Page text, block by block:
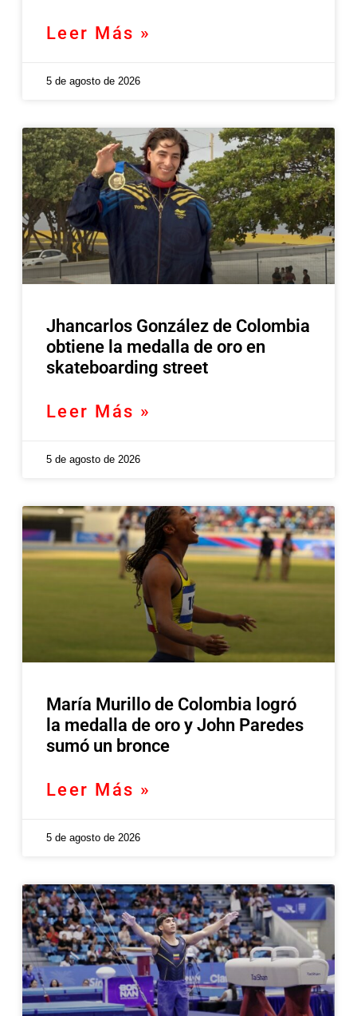
Leer Más »
5 de agosto de 2026
Jhancarlos González de Colombia
obtiene la medalla de oro en
skateboarding street
Leer Más »
5 de agosto de 2026
María Murillo de Colombia logró
la medalla de oro y John Paredes
sumó un bronce
Leer Más »
5 de agosto de 2026